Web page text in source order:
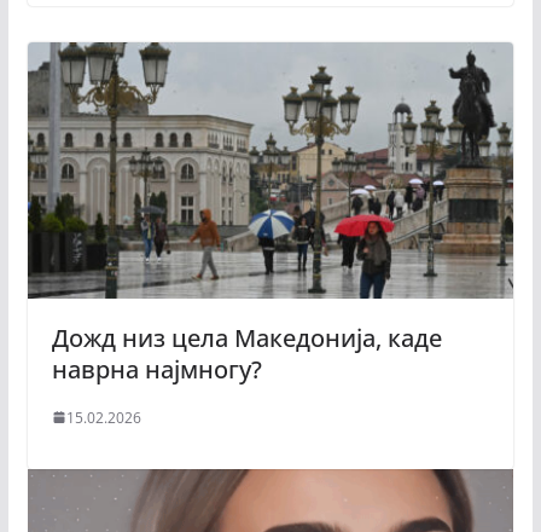
Дожд низ цела Македонија, каде
наврна најмногу?
15.02.2026